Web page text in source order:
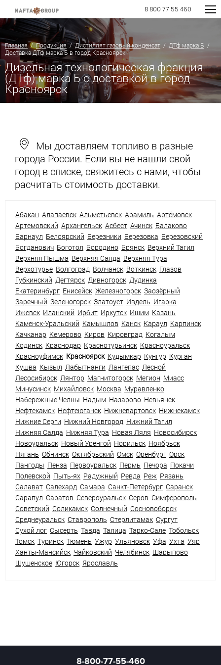
8 800 77 55 460
Главная/Продукция/Дистиллят газовый конденсат / ДТф марка Б /
Доставка ДТф марка Б в город Красноярск
Дизельная технологическая фракция
(ДТф) марка Б с доставкой в город
Красноярск
Мы доставляем топливо в разные
города России. Если вы не нашли свой
город в списке, свяжитесь с нами, чтобы
расчитать стоимость доставки.
Абакан Алапаевск Альметьевск Арамиль Артёмовск
Артемовский Архангельск Асбест Ачинск Балаково
Барнаул Белоярский Березники Березовка Березовский
Богданович Боготол Бородино Брянск Верхний Тагил
Верхняя Пышма Верхняя Салда Верхняя Тура
Верхотурье Волгоград Волчанск Воткинск Глазов
Губкинский Дегтярск Дивногорск Дудинка
Екатеринбург Енисейск Железногорск Заозёрный
Заречный Зеленогорск Златоуст Ивдель Игарка
Ижевск Иланский Ирбит Иркутск Ишим Казань
Каменск-Уральский Камышлов Канск Караул Карпинск
Качканар Кемерово Киров Кировград Когалым
Кодинск Краснодар Краснотурьинск Красноуральск
Красноуфимск Красноярск Кудымкар Кунгур Курган
Кушва Кызыл Лабытнанги Лангепас Лесной
Лесосибирск Лянтор Магнитогорск Мегион Миасс
Минусинск Михайловск Москва Муравленко
Набережные Челны Надым Назарово Невьянск
Нефтекамск Нефтеюганск Нижневартовск Нижнекамск
Нижние Серги Нижний Новгород Нижний Тагил
Нижняя Салда Нижняя Тура Новая Ляля Новосибирск
Новоуральск Новый Уренгой Норильск Ноябрьск
Нягань Обнинск Октябрьский Омск Оренбург Орск
Пангоды Пенза Первоуральск Пермь Печора Покачи
Полевской Пыть-ях Радужный Ревда Реж Рязань
Салават Салехард Самара Санкт-Петербург Саранск
Сарапул Саратов Североуральск Серов Симферополь
Советский Соликамск Солнечный Сосновоборск
Среднеуральск Ставрополь Стерлитамак Сургут
Сухой лог Сысерть Тавда Талица Тарко-Сале Тобольск
Томск Туринск Тюмень Ужур Ульяновск Уфа Ухта Уяр
Ханты-Мансийск Чайковский Челябинск Шарыпово
Шушенское Югорск Ярославль
8-800-77-55-460